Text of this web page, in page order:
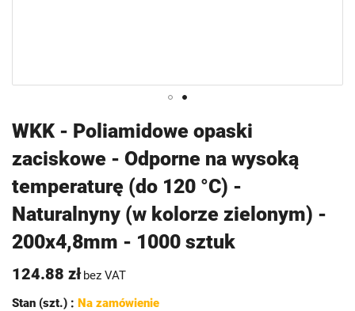
WKK - Poliamidowe opaski
zaciskowe - Odporne na wysoką
temperaturę (do 120 °C) -
Naturalnyny (w kolorze zielonym) -
200x4,8mm - 1000 sztuk
124.88 zł bez VAT
Stan (szt.) : Na zamówienie
na
początek
galerii